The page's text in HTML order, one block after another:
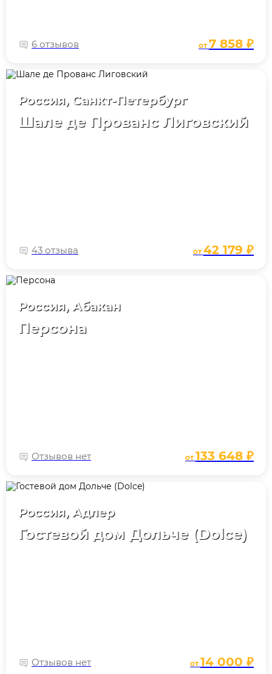
6 отзывов от7 858 ₽
Россия, Санкт-Петербург
Шале де Прованс Лиговский
43 отзыва от42 179 ₽
Россия, Абакан
Персона
Отзывов нет от133 648 ₽
Россия, Адлер
Гостевой дом Дольче (Dolce)
Отзывов нет от14 000 ₽